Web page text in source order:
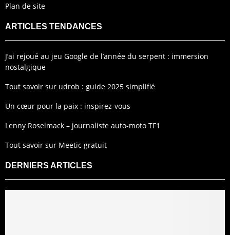
Plan de site
ARTICLES TENDANCES
J’ai rejoué au jeu Google de l’année du serpent : immersion
nostalgique
Tout savoir sur udrob : guide 2025 simplifié
Un cœur pour la paix : inspirez-vous
Lenny Roselmack – journaliste auto-moto TF1
Tout savoir sur Meetic gratuit
DERNIERS ARTICLES